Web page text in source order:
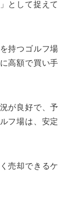
として捉えて
持つゴルフ場
高額で買い手
が良好で、予
フ場は、安定
売却できるケ